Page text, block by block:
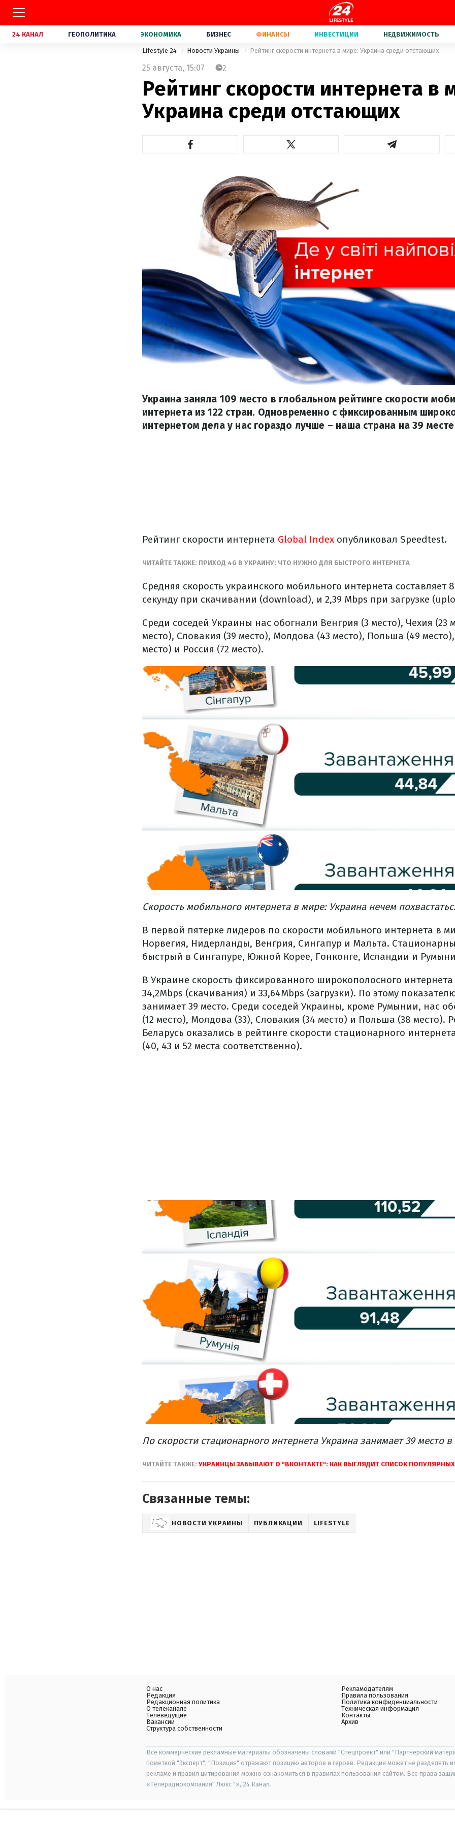
24 КАНАЛ ГЕОПОЛИТИКА ЭКОНОМИКА БИЗНЕС ФИНАНСЫ ИНВЕСТИЦИИ НЕДВИЖИМОСТЬ
Lifestyle 24 Новости Украины Рейтинг скорости интернета в мире: Украина среди отстающих
25 августа, 15:07 2
Рейтинг скорости интернета в
Украина среди отстающих
Украина заняла 109 место в глобальном рейтинге скорости
интернета из 122 стран. Одновременно с фиксированным
интернетом дела у нас гораздо лучше – наша страна на 39
Рейтинг скорости интернета Global Index опубликовал Speedtest.
ЧИТАЙТЕ ТАКЖЕ: ПРИХОД 4G В УКРАИНУ: ЧТО НУЖНО ДЛЯ БЫСТРОГО ИНТЕРНЕТА
Средняя скорость украинского мобильного интернета составляет
секунду при скачивании (download), и 2,39 Mbps при загрузке
Среди соседей Украины нас обогнали Венгрия (3 место), Чехия (23
место), Словакия (39 место), Молдова (43 место), Польша (49
место) и Россия (72 место).
Скорость мобильного интернета в мире: Украина нечем
В первой пятерке лидеров по скорости мобильного интернета в
Норвегия, Нидерланды, Венгрия, Сингапур и Мальта.
быстрый в Сингапуре, Южной Корее, Гонконге, Исландии и
В Украине скорость фиксированного широкополосного интернета
34,2Mbps (скачивания) и 33,64Mbps (загрузки). По этому
занимает 39 место. Среди соседей Украины, кроме Румынии, нас
(12 место), Молдова (33), Словакия (34 место) и Польша (38 место).
Беларусь оказались в рейтинге скорости стационарного
(40, 43 и 52 места соответственно).
По скорости стационарного интернета Украина занимает 39 место в
ЧИТАЙТЕ ТАКЖЕ: УКРАИНЦЫ ЗАБЫВАЮТ О "ВКОНТАКТЕ": КАК ВЫГЛЯДИТ СПИСОК ПОПУЛЯРНЫХ
Связанные темы:
НОВОСТИ УКРАИНЫ ПУБЛИКАЦИИ LIFESTYLE
О нас
Редакция
Редакционная политика
О телеканале
Телеведущие
Вакансии
Структура собственности
Рекламодателям
Правила пользования
Политика конфиденциальности
Техническая информация
Контакты
Архив
Все коммерческие рекламные материалы обозначены словами "Спецпроект" или "Партнерский
пометкой "Эксперт", "Позиция" отражают позицию авторов и героев. Редакция может не разделять
рекламе и правил цитирования можно ознакомиться в правилах пользования сайтом. Все права
«Телерадиокомпания" Люкс "», 24 Канал.